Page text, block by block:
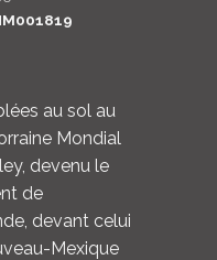
au sol au
Mondial
devenu le
de
devant celui
Mexique